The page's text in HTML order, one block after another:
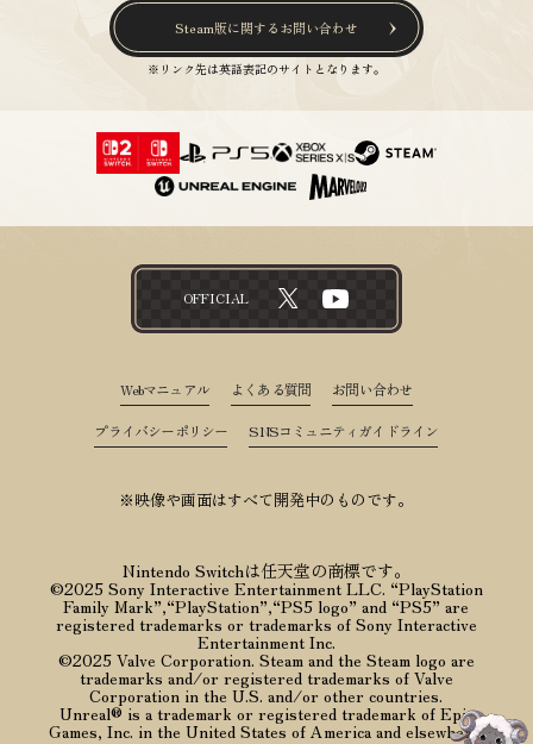
Steam版に関するお問い合わせ
※リンク先は英語表記のサイトとなります。
OFFICIAL
Webマニュアル よくある質問 お問い合わせ
プライバシーポリシー SNSコミュニティガイドライン
※映像や画面はすべて開発中のものです。
Nintendo Switchは任天堂の商標です。
©2025 Sony Interactive Entertainment LLC. “PlayStation
Family Mark”,“PlayStation”,“PS5 logo” and “PS5” are
registered trademarks or trademarks of Sony Interactive
Entertainment Inc.
©2025 Valve Corporation. Steam and the Steam logo are
trademarks and/or registered trademarks of Valve
Corporation in the U.S. and/or other countries.
Unreal® is a trademark or registered trademark of Epic
Games, Inc. in the United States of America and elsewhere.